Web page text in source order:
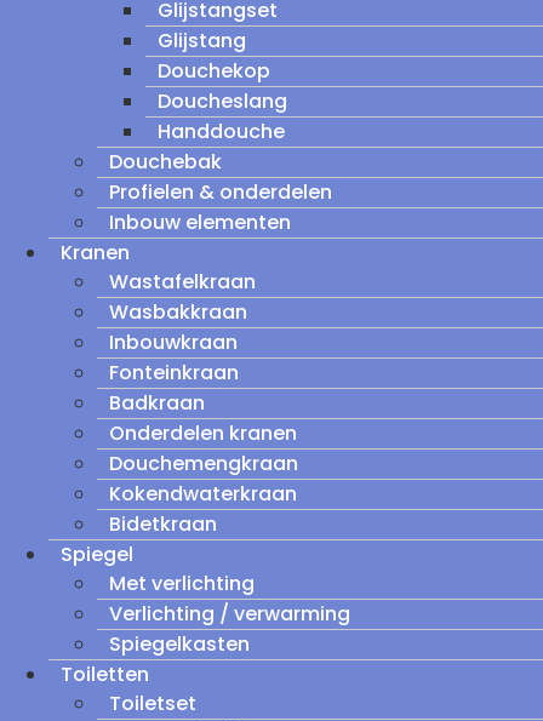
Glijstangset
Glijstang
Douchekop
Doucheslang
Handdouche
Douchebak
Profielen & onderdelen
Inbouw elementen
Kranen
Wastafelkraan
Wasbakkraan
Inbouwkraan
Fonteinkraan
Badkraan
Onderdelen kranen
Douchemengkraan
Kokendwaterkraan
Bidetkraan
Spiegel
Met verlichting
Verlichting / verwarming
Spiegelkasten
Toiletten
Toiletset